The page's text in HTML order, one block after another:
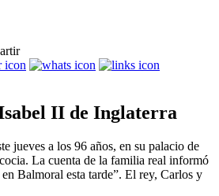
II de Inglaterra
jueves a los 96 años, en su palacio de
La cuenta de la familia real informó
Balmoral esta tarde”. El rey, Carlos y